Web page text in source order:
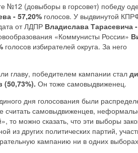
№12 (довыборы в горсовет) победу
- 57,20% голосов. У выдвинутой
от ЛДПР Владислава Тарасевича -
«Коммунисты России»
голосов избирателей округа. За него
главу, победителем кампании стал
Он тоже самовыдвиженец.
дня голосования были
считать самовыдвиженцев,
то можно сказать, что эти выборы
из других политических партий,
кампанию ни в одних